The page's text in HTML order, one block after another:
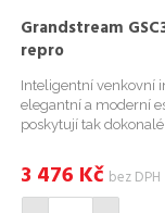
Grandstream
repro
Inteligentní venkovní
elegantní a moderní
poskytují tak
3 476 Kč bez DPH